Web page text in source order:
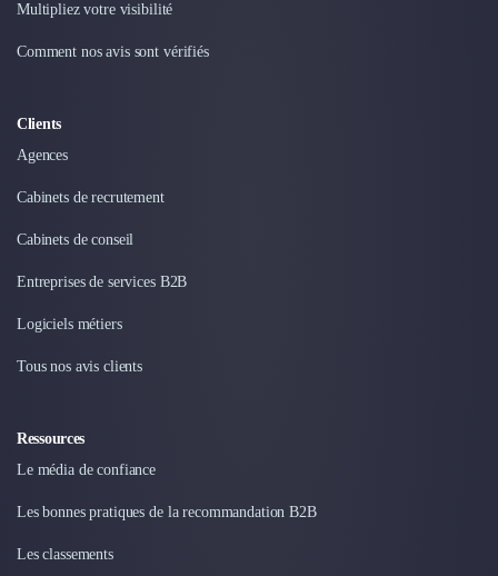
Multipliez votre visibilité
Comment nos avis sont vérifiés
Clients
Agences
Cabinets de recrutement
Cabinets de conseil
Entreprises de services B2B
Logiciels métiers
Tous nos avis clients
Ressources
Le média de confiance
Les bonnes pratiques de la recommandation B2B
Les classements